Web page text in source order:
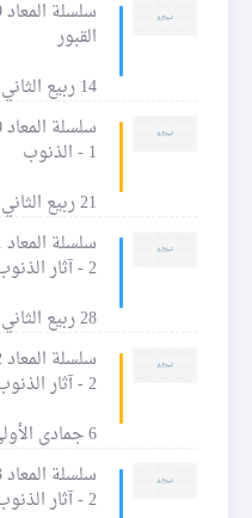
القبور
14 ربيع الثاني 1407 للهجرة
1 - الذنوب
21 ربيع الثاني 1407 للهجرة
2 - آثار الذنوب 1
28 ربيع الثاني 1407 للهجرة
2 - آثار الذنوب 2
6 جمادى الأولى 1407 للهجرة
2 - آثار الذنوب 3